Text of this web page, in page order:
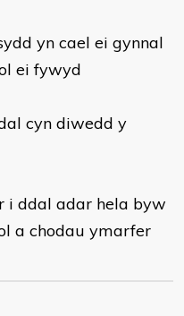
yn cael ei gynnal
ei fywyd
cyn diwedd y
i ddal adar hela byw
a chodau ymarfer